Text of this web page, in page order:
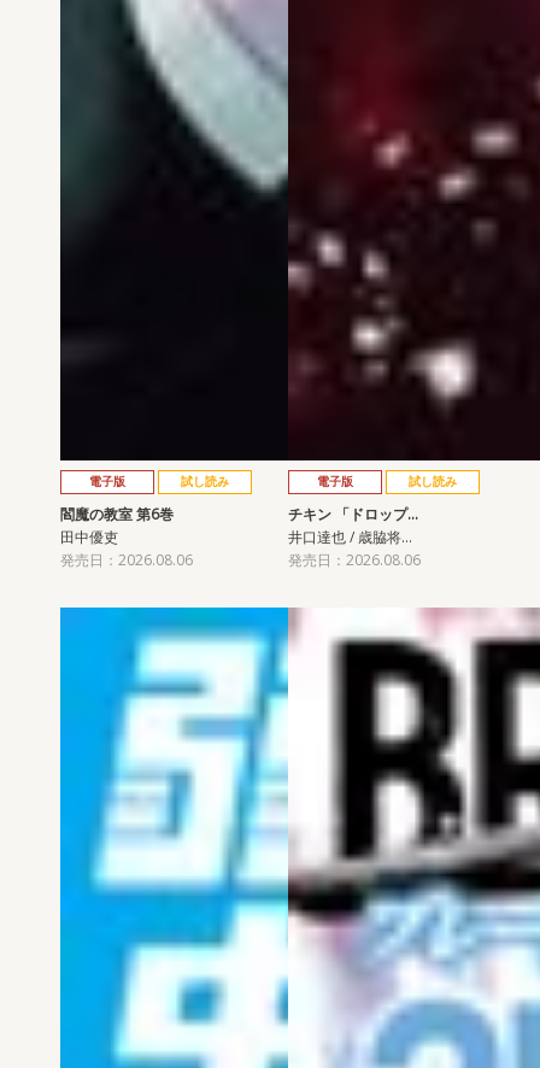
電子版 試し読み
閻魔の教室 第6巻
田中優吏
発売日：2026.08.06
電子版 試し読み
チキン 「ドロップ…
井口達也 / 歳脇将…
発売日：2026.08.06